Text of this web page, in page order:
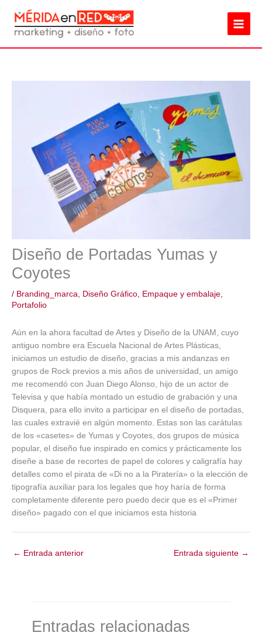
contenido
Diseño de Portadas Yumas y
Coyotes
/ Branding_marca Diseño Gráfico Empaque y embalaje
Portafolio
Aún en la ahora facultad de Artes y Diseño de la UNAM, cuyo
antiguo nombre era Escuela Nacional de Artes Plásticas,
iniciamos un estudio de diseño, gracias a mis andanzas en
grupos de Rock previos a mis años de universidad, un amigo
me recomendó con Juan Diego Alonso, hijo de un actor de
Televisa y que había montado un estudio de grabación y una
Disquera, para ello invito a participar en el diseño de portadas,
las cuales extravié en algún momento. Estas son las carátulas
de los «casetes» de Yumas y Coyotes, dos grupos de música
popular, el diseño fue inspirado en comics y prácticamente los
diseñe a base de recortes de papel de colores y caligrafía hay
detalles como el pirata de «Di no a la Piratería» o la elección de
tipografía auxiliar para los legales que hoy haría de forma
completamente diferente pero puedo decir que es el «Primer
diseño» pagado con el que iniciamos esta historia
← Entrada anterior Entrada siguiente →
Entradas relacionadas